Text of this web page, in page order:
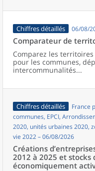
Chiffres détaillés 06/08/
Comparateur de
Comparez les
pour les communes,
intercommunalités...
Chiffres détaillés
France
communes, EPCI,
2020, unités urbaines 2020,
vie 2022 – 06/08/2026
Créations
2012 à 2025 et stocks
économiquement